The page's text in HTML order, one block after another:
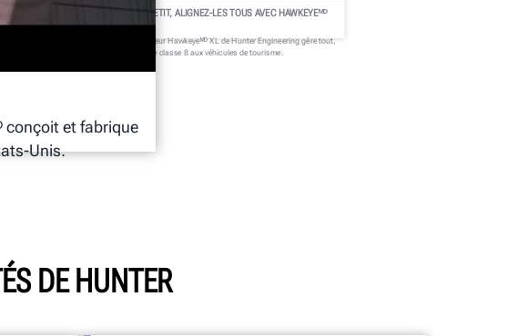
conçoit et fabrique
Unis.
GRAND OU PETIT, ALIGNEZ-LES TOUS AVEC HAWKEYEᴹᴰ
XL
Le nouvel aligneur Hawkeyeᴹᴰ XL de Hunter Engineering gère tout,
des camions de classe 8 aux véhicules de tourisme.
DE HUNTER